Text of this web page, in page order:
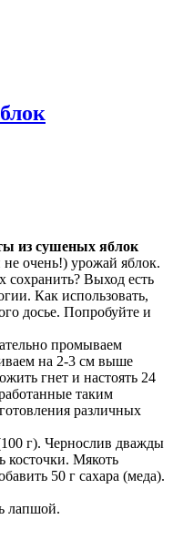
из сушеных яблок
очень!) урожай яблок.
сохранить? Выход есть
Как использовать,
досье. Попробуйте и
промываем
на 2-3 см выше
гнет и настоять 24
таким
различных
г). Чернослив дважды
косточки. Мякоть
50 г сахара (меда).
лапшой.